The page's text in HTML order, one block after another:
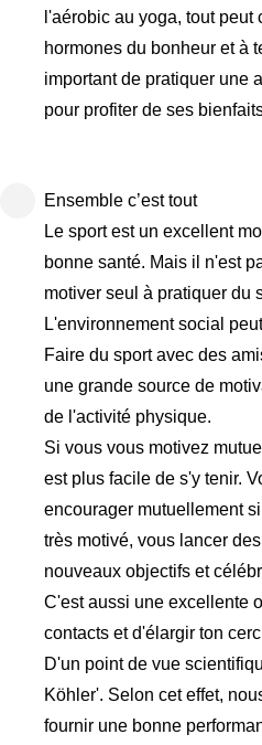
l'aérobic au yoga, tout
hormones du bonheur et à
important de pratiquer une
pour profiter de ses
Ensemble c’est tout
Le sport est un excellent
bonne santé. Mais il n'est
motiver seul à pratiquer du
L'environnement social
Faire du sport avec des
une grande source de
de l'activité physique.
Si vous vous motivez
est plus facile de s'y tenir.
encourager mutuellement
très motivé, vous lancer
nouveaux objectifs et
C'est aussi une excellente
contacts et d'élargir ton
D'un point de vue
Köhler'. Selon cet effet,
fournir une bonne